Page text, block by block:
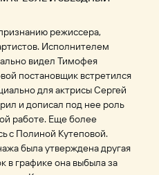
режиссера,
Исполнителем
видел Тимофея
постановщик встретился
для актрисы Сергей
и дописал под нее роль
работе. Еще более
с Полиной Кутеповой.
была утверждена другая
в графике она выбыла за